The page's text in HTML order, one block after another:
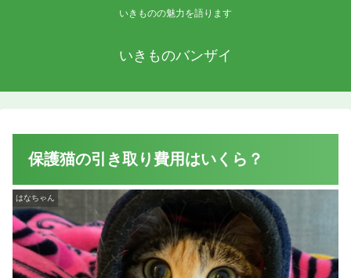
いきものの魅力を語ります
いきものバンザイ
保護猫の引き取り費用はいくら？
はなちゃん